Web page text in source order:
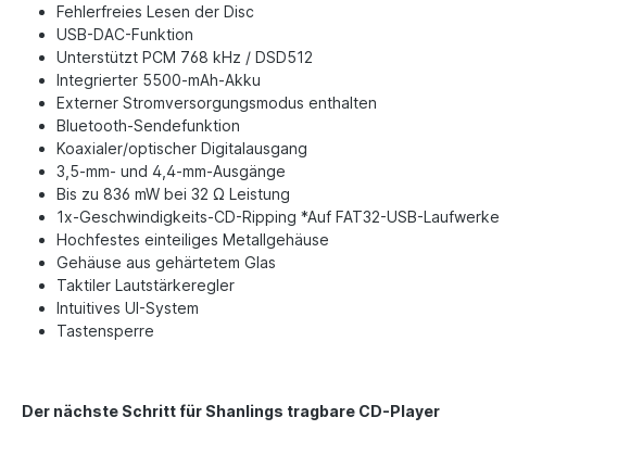
Fehlerfreies Lesen der Disc
USB-DAC-Funktion
Unterstützt PCM 768 kHz / DSD512
Integrierter 5500-mAh-Akku
Externer Stromversorgungsmodus enthalten
Bluetooth-Sendefunktion
Koaxialer/optischer Digitalausgang
3,5-mm- und 4,4-mm-Ausgänge
Bis zu 836 mW bei 32 Ω Leistung
1x-Geschwindigkeits-CD-Ripping *Auf FAT32-USB-Laufwerke
Hochfestes einteiliges Metallgehäuse
Gehäuse aus gehärtetem Glas
Taktiler Lautstärkeregler
Intuitives UI-System
Tastensperre
Der nächste Schritt für Shanlings tragbare CD-Player